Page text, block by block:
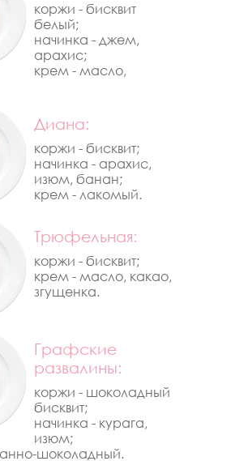
коржи - бисквит
белый;
начинка - джем,
арахис;
крем - масло,
Диана:
коржи - бисквит;
начинка - арахис,
изюм, банан;
крем - лакомый.
Трюфельная:
коржи - бисквит;
крем - масло, какао,
згущенка.
Графские
развалины:
коржи - шоколадный
бисквит;
начинка - курага,
изюм;
шоколадный.